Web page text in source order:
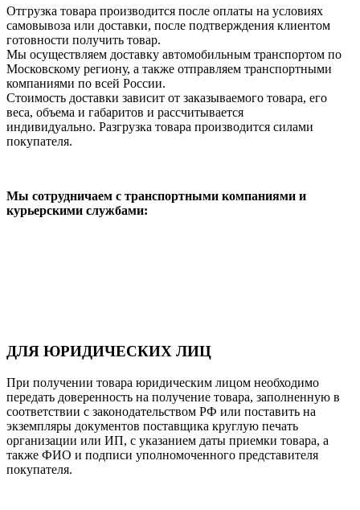
Отгрузка товара производится после оплаты на условиях
самовывоза или доставки, после подтверждения клиентом
готовности получить товар.
Мы осуществляем доставку автомобильным транспортом по
Московскому региону, а также отправляем транспортными
компаниями по всей России.
Стоимость доставки зависит от заказываемого товара, его
веса, объема и габаритов и рассчитывается
индивидуально. Разгрузка товара производится силами
покупателя.
Мы сотрудничаем с транспортными компаниями и
курьерскими службами:
ДЛЯ ЮРИДИЧЕСКИХ ЛИЦ
При получении товара юридическим лицом необходимо
передать доверенность на получение товара, заполненную в
соответствии с законодательством РФ или поставить на
экземпляры документов поставщика круглую печать
организации или ИП, с указанием даты приемки товара, а
также ФИО и подписи уполномоченного представителя
покупателя.